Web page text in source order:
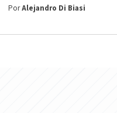
PorAlejandro Di Biasi